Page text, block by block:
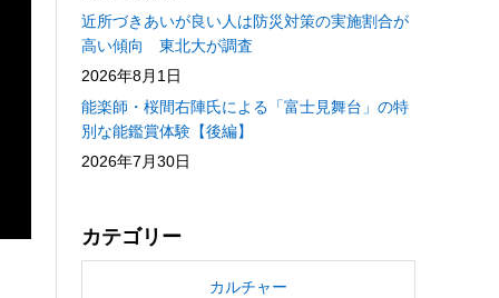
近所づきあいが良い人は防災対策の実施割合が
高い傾向 東北大が調査
2026年8月1日
能楽師・桜間右陣氏による「富士見舞台」の特
別な能鑑賞体験【後編】
2026年7月30日
カテゴリー
カルチャー